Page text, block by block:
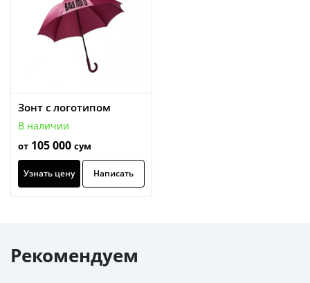
Зонт с логотипом
В наличии
от 105 000 сум
Узнать цену Написать
Рекомендуем